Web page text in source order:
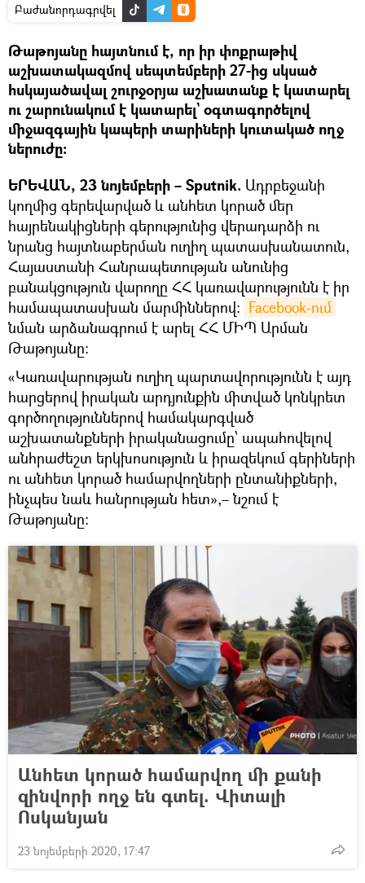
Բաժանորդագրվել
Թաթոյանը հայտնում է, որ իր փոքրաթիվ
աշխատակազմով սեպտեմբերի 27-ից սկսած
հսկայածավալ շուրջօրյա աշխատանք է կատարել
ու շարունակում է կատարել` օգտագործելով
միջազգային կապերի տարիների կուտակած ողջ
ներուժը:
ԵՐԵՎԱՆ, 23 նոյեմբերի – Sputnik. Ադրբեջանի
կողմից գերեվարված և անհետ կորած մեր
հայրենակիցների գերությունից վերադարձի ու
նրանց հայտնաբերման ուղիղ պատասխանատուն,
Հայաստանի Հանրապետության անունից
բանակցություն վարողը ՀՀ կառավարությունն է իր
համապատասխան մարմիններով: Facebook-ում
նման արձանագրում է արել ՀՀ ՄԻՊ Արման
Թաթոյանը։
«Կառավարության ուղիղ պարտավորությունն է այդ
հարցերով իրական արդյունքին միտված կոնկրետ
գործողություններով համակարգված
աշխատանքների իրականացումը՝ ապահովելով
անհրաժեշտ երկխոսություն և իրազեկում գերիների
ու անհետ կորած համարվողների ընտանիքների,
ինչպես նաև հանրության հետ»,– նշում է
Թաթոյանը:
Անհետ կորած համարվող մի քանի
զինվորի ողջ են գտել. Վիտալի
Ոսկանյան
23 նոյեմբերի 2020, 17:47